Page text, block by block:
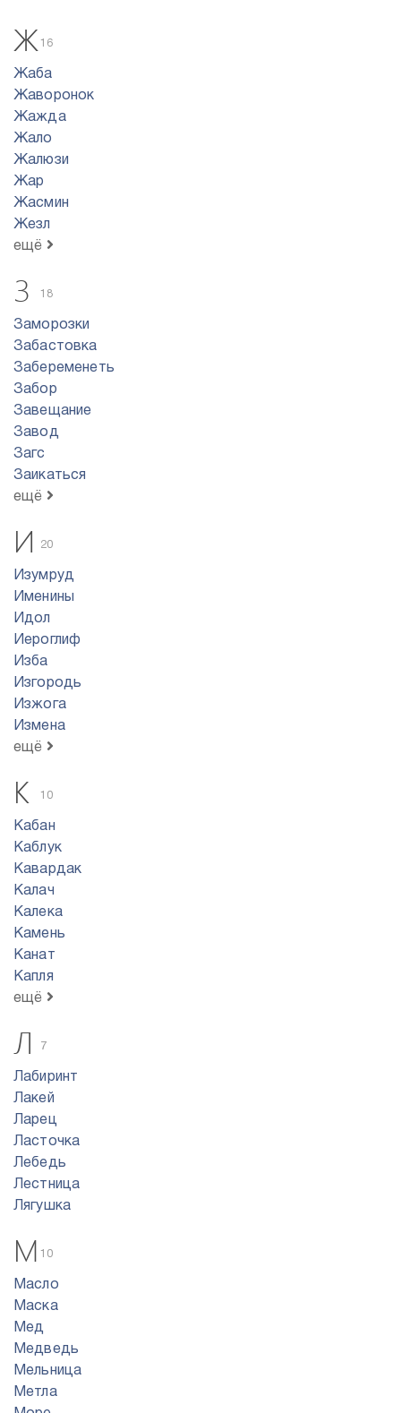
Ж16
Жаба
Жаворонок
Жажда
Жало
Жалюзи
Жар
Жасмин
Жезл
ещё
З 18
Заморозки
Забастовка
Забеременеть
Забор
Завещание
Завод
Загс
Заикаться
ещё
И 20
Изумруд
Именины
Идол
Иероглиф
Изба
Изгородь
Изжога
Измена
ещё
К 10
Кабан
Каблук
Кавардак
Калач
Калека
Камень
Канат
Капля
ещё
Л 7
Лабиринт
Лакей
Ларец
Ласточка
Лебедь
Лестница
Лягушка
М 10
Масло
Маска
Мед
Медведь
Мельница
Метла